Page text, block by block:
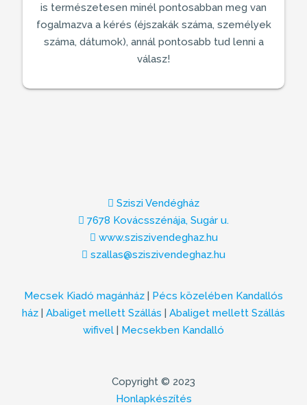
is természetesen minél pontosabban meg van
fogalmazva a kérés (éjszakák száma, személyek
száma, dátumok), annál pontosabb tud lenni a
válasz!
Sziszi Vendégház
7678 Kovácsszénája, Sugár u.
www.sziszivendeghaz.hu
szallas@sziszivendeghaz.hu
Mecsek Kiadó magánház | Pécs közelében Kandallós
ház | Abaliget mellett Szállás | Abaliget mellett Szállás
wifivel | Mecsekben Kandalló
Copyright © 2023
Honlapkészítés